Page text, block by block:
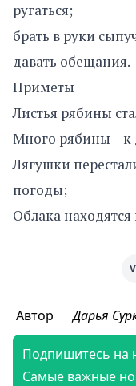
ругаться;
брать в руки
давать обещания.
Приметы
Листья рябины
Много рябины –
Лягушки
погоды;
Облака
Автор Дарья
Подпишитесь на
Самые важные